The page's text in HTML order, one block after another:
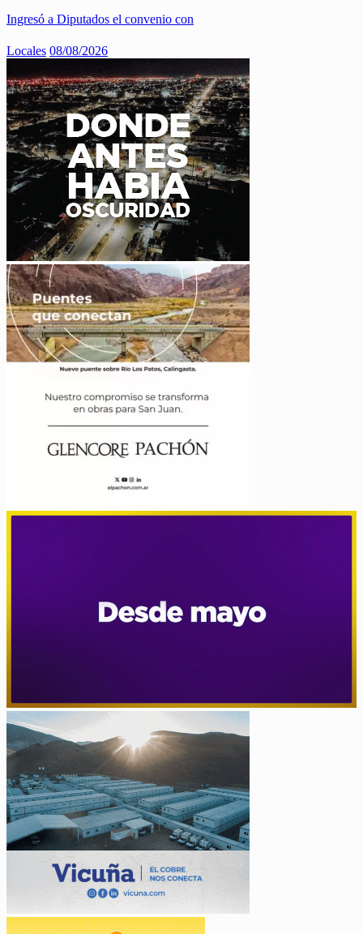
Ingresó a Diputados el convenio con
Locales 08/08/2026